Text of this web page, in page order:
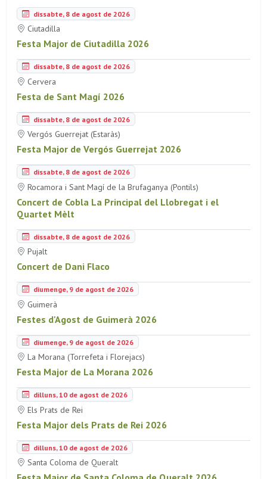
dissabte, 8 de agost de 2026
Ciutadilla
Festa Major de Ciutadilla 2026
dissabte, 8 de agost de 2026
Cervera
Festa de Sant Magí 2026
dissabte, 8 de agost de 2026
Vergós Guerrejat (Estaràs)
Festa Major de Vergós Guerrejat 2026
dissabte, 8 de agost de 2026
Rocamora i Sant Magí de la Brufaganya (Pontils)
Concert de Cobla La Principal del Llobregat i el
Quartet Mèlt
dissabte, 8 de agost de 2026
Pujalt
Concert de Dani Flaco
diumenge, 9 de agost de 2026
Guimerà
Festes d'Agost de Guimerà 2026
diumenge, 9 de agost de 2026
La Morana (Torrefeta i Florejacs)
Festa Major de La Morana 2026
dilluns, 10 de agost de 2026
Els Prats de Rei
Festa Major dels Prats de Rei 2026
dilluns, 10 de agost de 2026
Santa Coloma de Queralt